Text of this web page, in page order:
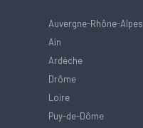
Auvergne-Rhône-Alpes
Ain
Ardèche
Drôme
Loire
Puy-de-Dôme